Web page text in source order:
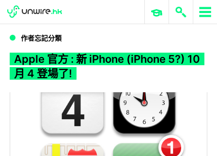
WWDC 2026 ERP 與商業 AI
作者忘記分類
Apple 官方 : 新 iPhone (iPhone 5?) 10
月 4 登場了!